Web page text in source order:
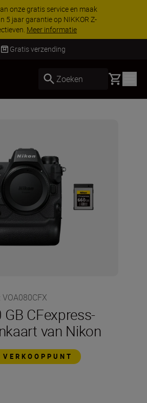
onze gratis service en maak
5 jaar garantie op NIKKOR Z-
Meer informatie
Gratis verzending
Zoeken Basket
VOA080CFX
CFexpress-
van Nikon